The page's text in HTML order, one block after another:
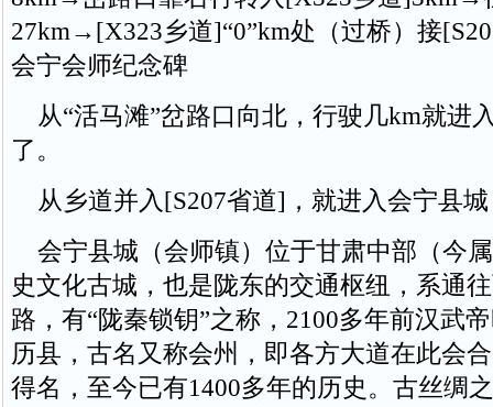
27km→[X323乡道]“0”km处（过桥）接
会宁会师纪念碑
从“活马滩”岔路口向北，行驶几km就进
了。
从乡道并入[S207省道]，就进入会宁县
会宁县城（会师镇）位于甘肃中部（今
史文化古城，也是陇东的交通枢纽，系通
路，有“陇秦锁钥”之称，2100多年前汉武
历县，古名又称会州，即各方大道在此会
得名，至今已有1400多年的历史。古丝绸